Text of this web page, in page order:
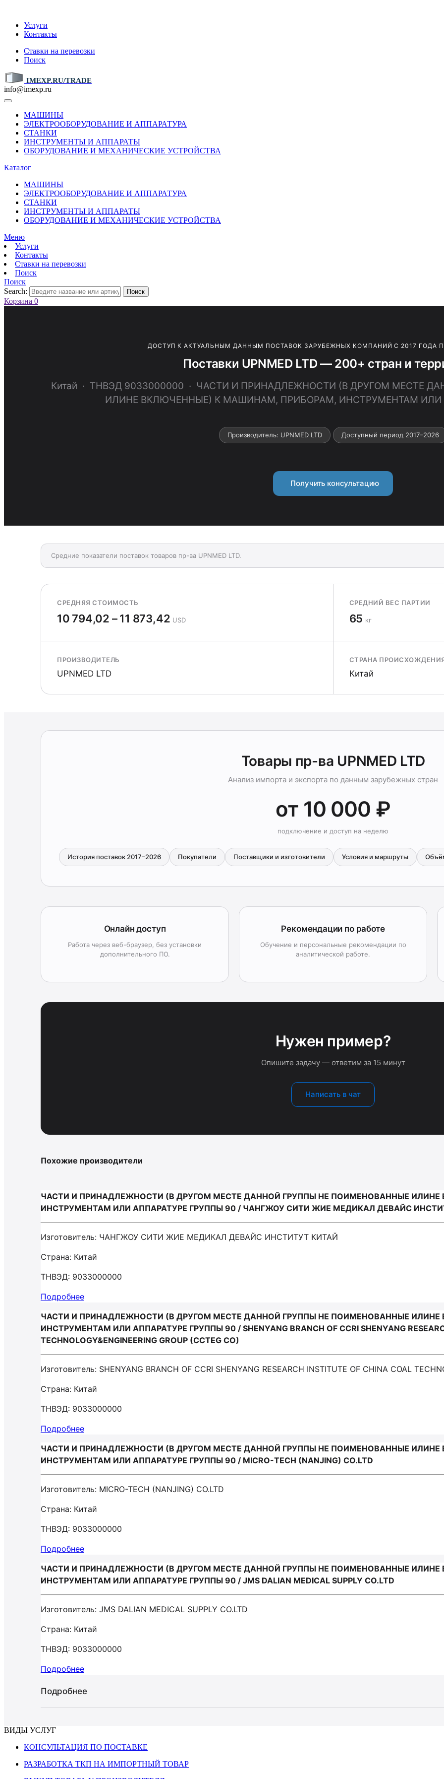
Услуги
Контакты
Ставки на перевозки
Поиск
IMEXP.RU/TRADE
info@imexp.ru
МАШИНЫ
ЭЛЕКТРООБОРУДОВАНИЕ И АППАРАТУРА
СТАНКИ
ИНСТРУМЕНТЫ И АППАРАТЫ
ОБОРУДОВАНИЕ И МЕХАНИЧЕСКИЕ УСТРОЙСТВА
Каталог
МАШИНЫ
ЭЛЕКТРООБОРУДОВАНИЕ И АППАРАТУРА
СТАНКИ
ИНСТРУМЕНТЫ И АППАРАТЫ
ОБОРУДОВАНИЕ И МЕХАНИЧЕСКИЕ УСТРОЙСТВА
Меню
Услуги
Контакты
Ставки на перевозки
Поиск
Поиск
Search:
Поиск
Корзина 0
ДОСТУП К АКТУАЛЬНЫМ ДАННЫМ ПОСТАВОК ЗАРУБЕЖНЫХ КОМПАНИЙ С 2017 ГОДА
Поставки UPNMED LTD — 200+ стран и
Китай · ТНВЭД 9033000000 · ЧАСТИ И ПРИНАДЛЕЖНОСТИ (В ДРУГОМ МЕСТЕ
ИЛИНЕ ВКЛЮЧЕННЫЕ) К МАШИНАМ, ПРИБОРАМ, ИНСТРУМЕНТАМ ИЛИ
Производитель: UPNMED LTD Доступный период 2017–2026
Получить консультацию
Средние показатели поставок товаров пр-ва UPNMED LTD.
СРЕДНЯЯ СТОИМОСТЬ
10 794,02 – 11 873,42 USD
СРЕДНИЙ ВЕС ПАРТИИ
65 кг
ПРОИЗВОДИТЕЛЬ
UPNMED LTD
СТРАНА
Китай
Товары пр-ва UPNMED LTD
Анализ импорта и экспорта по данным зарубежных стран
от 10 000 ₽
подключение и доступ на неделю
История поставок 2017–2026 Покупатели Поставщики и изготовители Условия и маршруты
Онлайн доступ
Работа через веб-браузер, без установки
дополнительного ПО.
Рекомендации по работе
Обучение и персональные рекомендации по
аналитической работе.
Нужен пример?
Опишите задачу — ответим за 15 минут
Написать в чат
Похожие производители
ЧАСТИ И ПРИНАДЛЕЖНОСТИ (В ДРУГОМ МЕСТЕ ДАННОЙ ГРУППЫ НЕ ПОИМЕНОВАННЫЕ
ИНСТРУМЕНТАМ ИЛИ АППАРАТУРЕ ГРУППЫ 90 / ЧАНГЖОУ СИТИ ЖИЕ МЕДИКАЛ ДЕВАЙС
Изготовитель: ЧАНГЖОУ СИТИ ЖИЕ МЕДИКАЛ ДЕВАЙС ИНСТИТУТ КИТАЙ
Страна: Китай
ТНВЭД: 9033000000
Подробнее
ЧАСТИ И ПРИНАДЛЕЖНОСТИ (В ДРУГОМ МЕСТЕ ДАННОЙ ГРУППЫ НЕ ПОИМЕНОВАННЫЕ
ИНСТРУМЕНТАМ ИЛИ АППАРАТУРЕ ГРУППЫ 90 / SHENYANG BRANCH OF CCRI SHENYANG
TECHNOLOGY&ENGINEERING GROUP (CCTEG CO)
Изготовитель: SHENYANG BRANCH OF CCRI SHENYANG RESEARCH INSTITUTE OF CHINA COAL
Страна: Китай
ТНВЭД: 9033000000
Подробнее
ЧАСТИ И ПРИНАДЛЕЖНОСТИ (В ДРУГОМ МЕСТЕ ДАННОЙ ГРУППЫ НЕ ПОИМЕНОВАННЫЕ
ИНСТРУМЕНТАМ ИЛИ АППАРАТУРЕ ГРУППЫ 90 / MICRO-TECH (NANJING) CO.LTD
Изготовитель: MICRO-TECH (NANJING) CO.LTD
Страна: Китай
ТНВЭД: 9033000000
Подробнее
ЧАСТИ И ПРИНАДЛЕЖНОСТИ (В ДРУГОМ МЕСТЕ ДАННОЙ ГРУППЫ НЕ ПОИМЕНОВАННЫЕ
ИНСТРУМЕНТАМ ИЛИ АППАРАТУРЕ ГРУППЫ 90 / JMS DALIAN MEDICAL SUPPLY CO.LTD
Изготовитель: JMS DALIAN MEDICAL SUPPLY CO.LTD
Страна: Китай
ТНВЭД: 9033000000
Подробнее
Подробнее
ВИДЫ УСЛУГ
КОНСУЛЬТАЦИЯ ПО ПОСТАВКЕ
РАЗРАБОТКА ТКП НА ИМПОРТНЫЙ ТОВАР